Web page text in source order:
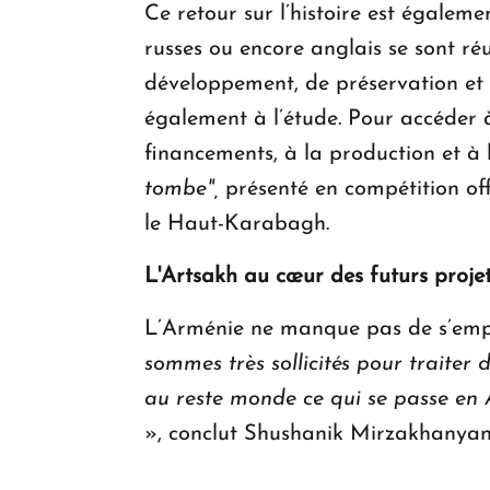
Ce retour sur l’histoire est
russes ou encore anglais se sont
développement, de préservation
également à l’étude. Pour
financements, à la production et à
tombe", présenté en compétition
le Haut-Karabagh.
L'Artsakh au cœur des futurs
L’Arménie ne manque pas de
sommes très sollicités pour traiter
au reste monde ce qui se passe
», conclut Shushanik